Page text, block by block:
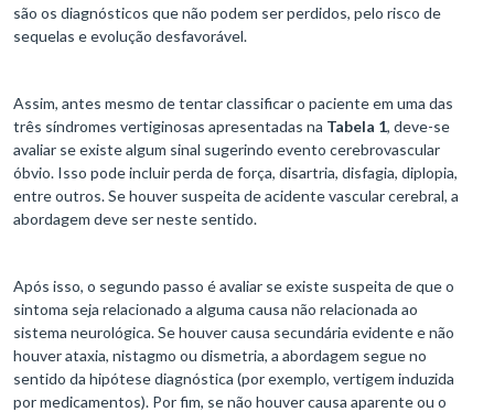
são os diagnósticos que não podem ser perdidos, pelo risco de
sequelas e evolução desfavorável.
Assim, antes mesmo de tentar classificar o paciente em uma das
três síndromes vertiginosas apresentadas na Tabela 1, deve-se
avaliar se existe algum sinal sugerindo evento cerebrovascular
óbvio. Isso pode incluir perda de força, disartria, disfagia, diplopia,
entre outros. Se houver suspeita de acidente vascular cerebral, a
abordagem deve ser neste sentido.
Após isso, o segundo passo é avaliar se existe suspeita de que o
sintoma seja relacionado a alguma causa não relacionada ao
sistema neurológica. Se houver causa secundária evidente e não
houver ataxia, nistagmo ou dismetria, a abordagem segue no
sentido da hipótese diagnóstica (por exemplo, vertigem induzida
por medicamentos). Por fim, se não houver causa aparente ou o